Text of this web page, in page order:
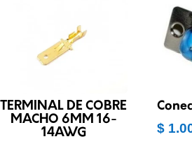
TERMINAL DE COBRE
MACHO 6MM 16-
14AWG
$